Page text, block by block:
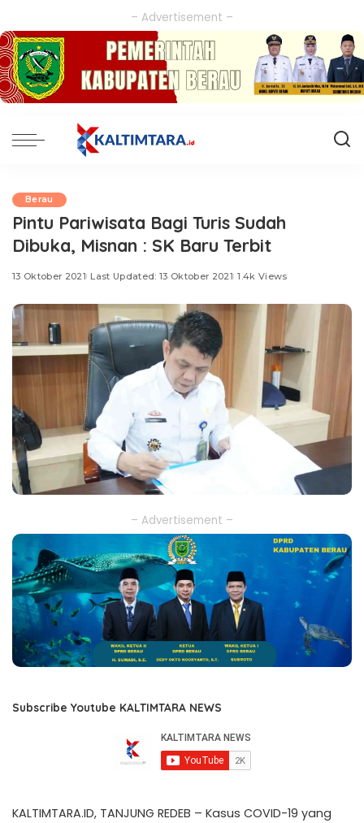
– Advertisement –
Berau
Pintu Pariwisata Bagi Turis Sudah
Dibuka, Misnan : SK Baru Terbit
13 Oktober 2021 Last Updated: 13 Oktober 2021 1.4k Views
– Advertisement –
Subscribe Youtube KALTIMTARA NEWS
KALTIMTARA.ID, TANJUNG REDEB – Kasus COVID-19 yang